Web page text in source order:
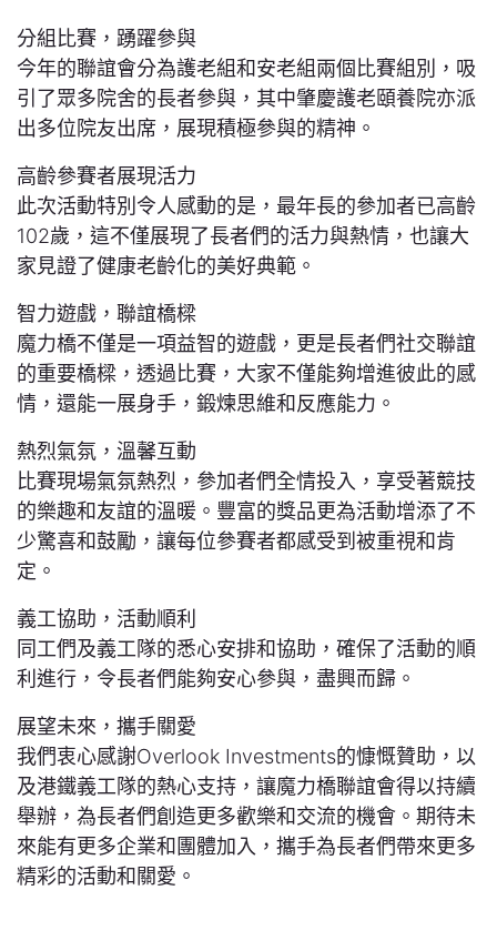
分組比賽，踴躍參與
今年的聯誼會分為護老組和安老組兩個比賽組別，吸
引了眾多院舍的長者參與，其中肇慶護老頤養院亦派
出多位院友出席，展現積極參與的精神。
高齡參賽者展現活力
此次活動特別令人感動的是，最年長的參加者已高齡
102歲，這不僅展現了長者們的活力與熱情，也讓大
家見證了健康老齡化的美好典範。
智力遊戲，聯誼橋樑
魔力橋不僅是一項益智的遊戲，更是長者們社交聯誼
的重要橋樑，透過比賽，大家不僅能夠增進彼此的感
情，還能一展身手，鍛煉思維和反應能力。
熱烈氣氛，溫馨互動
比賽現場氣氛熱烈，參加者們全情投入，享受著競技
的樂趣和友誼的溫暖。豐富的獎品更為活動增添了不
少驚喜和鼓勵，讓每位參賽者都感受到被重視和肯
定。
義工協助，活動順利
同工們及義工隊的悉心安排和協助，確保了活動的順
利進行，令長者們能夠安心參與，盡興而歸。
展望未來，攜手關愛
我們衷心感謝Overlook Investments的慷慨贊助，以
及港鐵義工隊的熱心支持，讓魔力橋聯誼會得以持續
舉辦，為長者們創造更多歡樂和交流的機會。期待未
來能有更多企業和團體加入，攜手為長者們帶來更多
精彩的活動和關愛。